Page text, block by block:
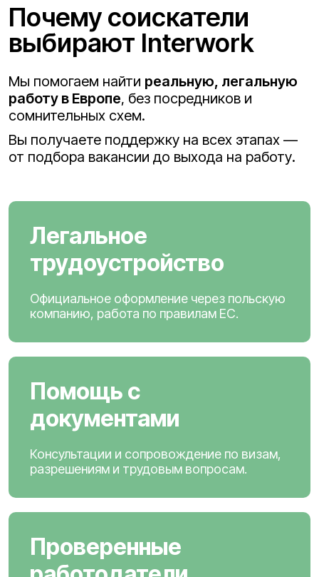
Почему соискатели
выбирают Interwork
Мы помогаем найти реальную, легальную
работу в Европе, без посредников и
сомнительных схем.
Вы получаете поддержку на всех этапах —
от подбора вакансии до выхода на работу.
Легальное
трудоустройство
Официальное оформление через польскую
компанию, работа по правилам ЕС.
Помощь с
документами
Консультации и сопровождение по визам,
разрешениям и трудовым вопросам.
Проверенные